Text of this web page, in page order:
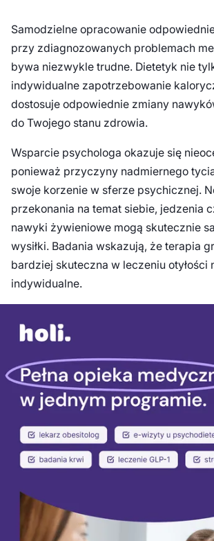
Samodzielne opracowanie
przy zdiagnozowanych problemach
bywa niezwykle trudne. Dietetyk nie
indywidualne zapotrzebowanie
dostosuje odpowiednie zmiany
do Twojego stanu zdrowia.
Wsparcie psychologa okazuje się
ponieważ przyczyny nadmiernego
swoje korzenie w sferze psychicznej.
przekonania na temat siebie, jedzenia
nawyki żywieniowe mogą skutecznie
wysiłki. Badania wskazują, że terapia
bardziej skuteczna w leczeniu otyłości
indywidualne.